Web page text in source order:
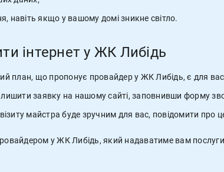
навіть якщо у вашому домі зникне світло.
інтернет у ЖК Либідь
план, що пропонує провайдер у ЖК Либідь, є для
заявку на нашому сайті, заповнивши форму
майстра буде зручним для вас, повідомити про
у ЖК Либідь, який надаватиме вам послуги